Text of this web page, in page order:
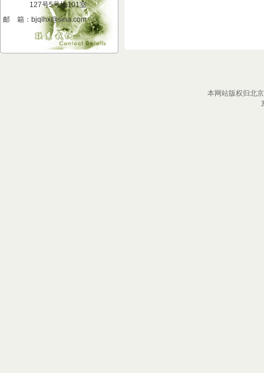
127号5号楼101室
邮 箱：bjqlhx@sina.com
本网站版权归北